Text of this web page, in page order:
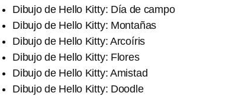
Dibujo de Hello Kitty: Día de campo
Dibujo de Hello Kitty: Montañas
Dibujo de Hello Kitty: Arcoíris
Dibujo de Hello Kitty: Flores
Dibujo de Hello Kitty: Amistad
Dibujo de Hello Kitty: Doodle